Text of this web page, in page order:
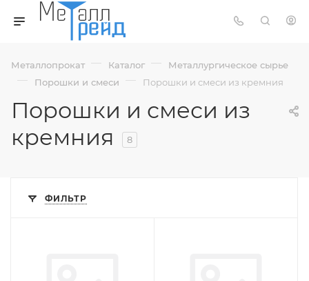
Металлопрокат — Каталог — Металлургическое сырье
— Порошки и смеси — Порошки и смеси из кремния
Порошки и смеси из
кремния
8
ФИЛЬТР